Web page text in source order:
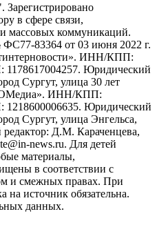
в сфере связи,
массовых коммуникаций.
83364 от 03 июня 2022 г.
ИНН/КПП:
1178617004257. Юридический
Сургут, улица 30 лет
ИНН/КПП:
1218600006635. Юридический
Сургут, улица Энгельса,
Д.М. Караченцева,
news.ru. Для детей
материалы,
в соответствии с
и смежных правах. При
на источник обязательна.
данных.